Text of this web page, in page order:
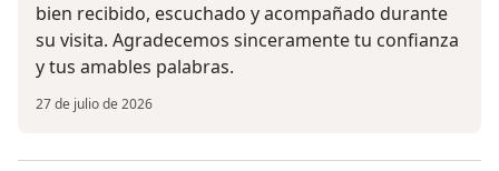
bien recibido, escuchado y acompañado durante
su visita. Agradecemos sinceramente tu confianza
y tus amables palabras.
27 de julio de 2026